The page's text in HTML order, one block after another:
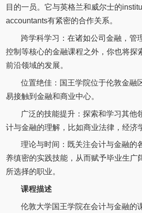
目的一员。它与英格兰和威尔士的
accountants有紧密的合作关系。
跨学科学习：在诸如公司金融，管
控制等核心的金融课程之外，你也将探
前沿领域的发展。
位置绝佳：国王学院位于伦敦金融
易接触到金融和商业中心。
广泛的技能提升：探索和学习其他
计与金融的理解，比如商业法律，经济
理论与时间：既关注会计与金融的
养缜密的实践技能，从而赋予毕业生广
所选择的职业。
课程描述
伦敦大学国王学院在会计与金融的